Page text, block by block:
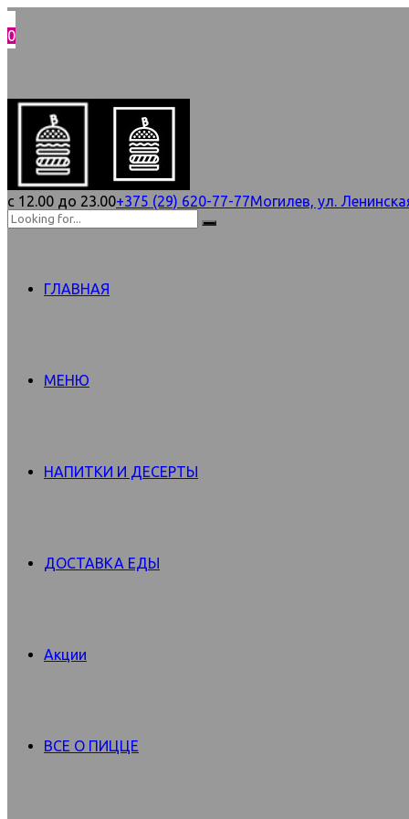
с 12.00 до 23.00+375 (29) 620-77-77Могилев, ул.
ГЛАВНАЯ
МЕНЮ
НАПИТКИ И ДЕСЕРТЫ
ДОСТАВКА ЕДЫ
Акции
ВСЕ О ПИЦЦЕ
0